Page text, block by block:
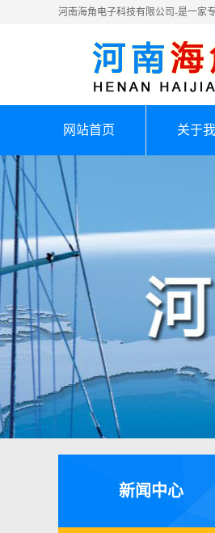
河南海角电子科技有限公司-是一家
网站首页 关于我
新闻中心